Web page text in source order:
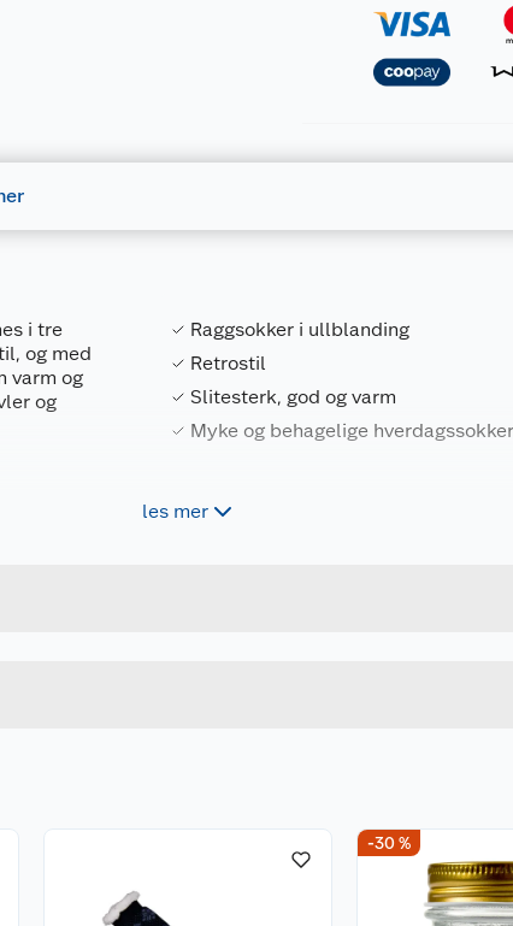
i tre
og med
varm og
og
Raggsokker i ullblanding
Retrostil
Slitesterk, god og varm
Myke og behagelige hverdagssokker
les merForpakningsmål
-30 %